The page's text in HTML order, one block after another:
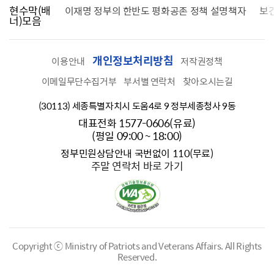
현수막(배
너)모음
찾습니다 이재명 정부의 한반도 평화공존 정책 설명책자 보
이용안내 개인정보처리방침
저작권정책
이메일무단수집거부 부서별 연락처
찾아오시는길
(30113) 세종특별자치시 도움4로 9 정부세종청사 9동
대표전화 1577-0606(유료)
(평일 09:00 ~ 18:00)
정부민원상담안내 국번없이 110(무료)
주말 연락처 바로 가기
Copyright ⓒ Ministry of Patriots and Veterans Affairs.All Rights
Reserved.